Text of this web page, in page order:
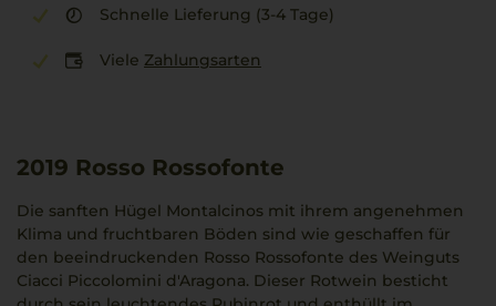
Schnelle Lieferung (3-4 Tage)
Viele Zahlungsarten
2019 Rosso Rossofonte
Die sanften Hügel Montalcinos mit ihrem angenehmen
Klima und fruchtbaren Böden sind wie geschaffen für
den beeindruckenden Rosso Rossofonte des Weinguts
Ciacci Piccolomini d'Aragona. Dieser Rotwein besticht